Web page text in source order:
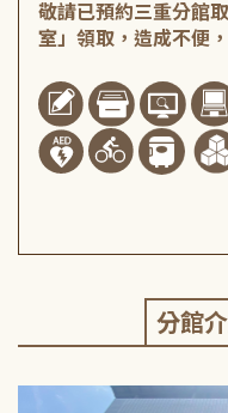
敬請已預約三重分館
室」領取，造成不便
分館